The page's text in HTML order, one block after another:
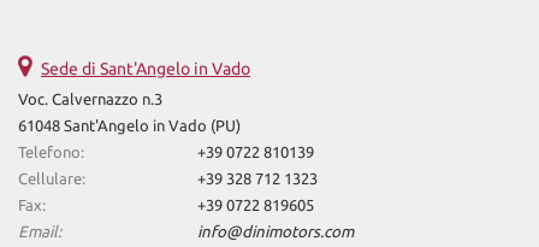
Sede di Sant'Angelo in Vado
Voc. Calvernazzo n.3
61048 Sant'Angelo in Vado (PU)
Telefono:
+39 0722 810139
Cellulare:
+39 328 712 1323
Fax:
+39 0722 819605
Email:
info@dinimotors.com